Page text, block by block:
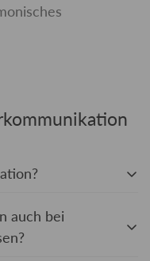
pauschal 80,00 Euro.
meine
auch bei